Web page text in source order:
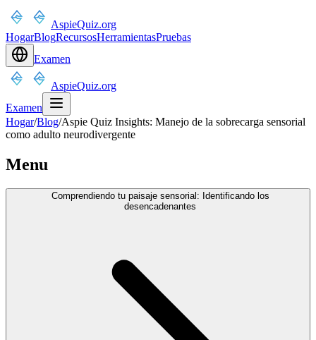
AspieQuiz.org
HogarBlogRecursosHerramientasPruebas
Examen
AspieQuiz.org
Examen
Hogar/Blog/Aspie Quiz Insights: Manejo de la sobrecarga sensorial
como adulto neurodivergente
Menu
Comprendiendo tu paisaje sensorial: Identificando los
desencadenantes